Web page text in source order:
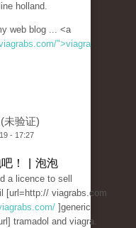
holland.
web blog ... <a
">viagra
未验证)
- 17:27
吧！ | 泡泡
a licence to sell
[url=http:// viagrabs.com
]generic
tramadol and viagra.